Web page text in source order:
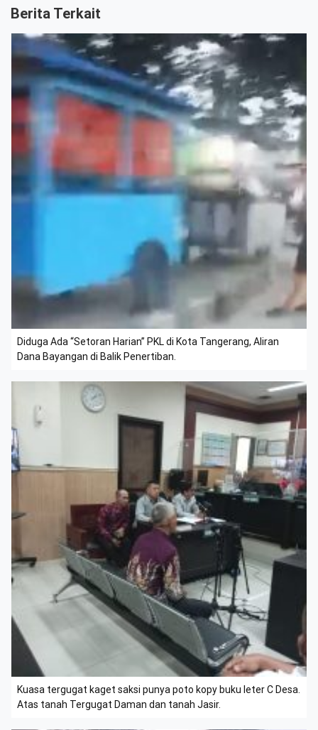
Berita Terkait
Diduga Ada “Setoran Harian” PKL di Kota Tangerang, Aliran
Dana Bayangan di Balik Penertiban.
Kuasa tergugat kaget saksi punya poto kopy buku leter C Desa.
Atas tanah Tergugat Daman dan tanah Jasir.